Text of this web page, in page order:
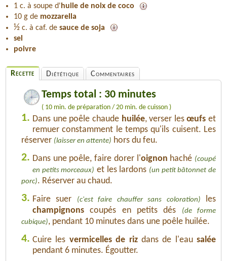
1 c. à soupe d' huile de noix de coco
10 g de mozzarella
½ c. à caf. de sauce de soja
sel
poivre
Recette Diététique Commentaires
Temps total : 30 minutes
( 10 min. de préparation / 20 min. de cuisson )
1. Dans une poêle chaude huilée, verser lesœufs et
remuer constamment le temps qu'ils cuisent. Les
réserver (laisser en attente) hors du feu.
2. Dans une poêle, faire dorer l'oignon haché (coupé
en petits morceaux) et les lardons (un petit bâtonnet de
porc). Réserver au chaud.
3. Faire suer (c'est faire chauffer sans coloration)
les
champignons coupés en petits dés
(de forme
cubique), pendant 10 minutes dans une poêle huilée.
4. Cuire les vermicelles de rizdans de l'eau salée
pendant 6 minutes. Égoutter.